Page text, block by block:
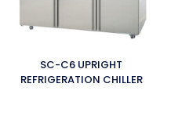
SC-C6 UPRIGHT
REFRIGERATION CHILLER